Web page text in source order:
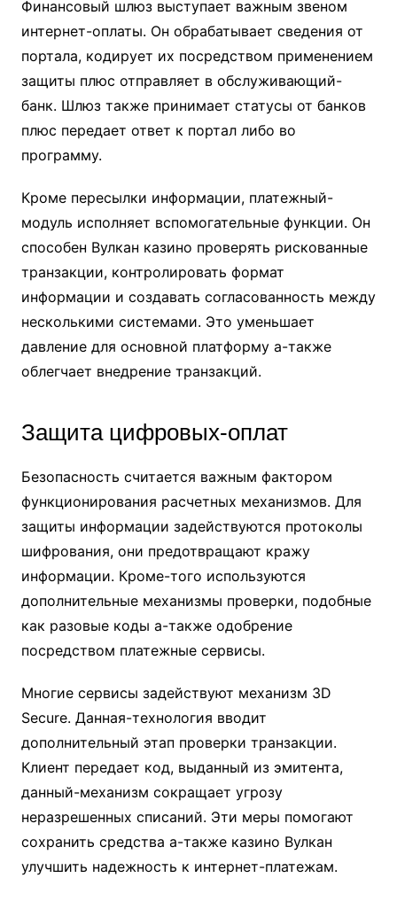
Финансовый шлюз выступает важным звеном
интернет-оплаты. Он обрабатывает сведения от
портала, кодирует их посредством применением
защиты плюс отправляет в обслуживающий-
банк. Шлюз также принимает статусы от банков
плюс передает ответ к портал либо во
программу.
Кроме пересылки информации, платежный-
модуль исполняет вспомогательные функции. Он
способен Вулкан казино проверять рискованные
транзакции, контролировать формат
информации и создавать согласованность между
несколькими системами. Это уменьшает
давление для основной платформу а-также
облегчает внедрение транзакций.
Защита цифровых-оплат
Безопасность считается важным фактором
функционирования расчетных механизмов. Для
защиты информации задействуются протоколы
шифрования, они предотвращают кражу
информации. Кроме-того используются
дополнительные механизмы проверки, подобные
как разовые коды а-также одобрение
посредством платежные сервисы.
Многие сервисы задействуют механизм 3D
Secure. Данная-технология вводит
дополнительный этап проверки транзакции.
Клиент передает код, выданный из эмитента,
данный-механизм сокращает угрозу
неразрешенных списаний. Эти меры помогают
сохранить средства а-также казино Вулкан
улучшить надежность к интернет-платежам.